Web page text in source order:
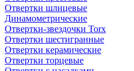
Отвертки шлицевые
Динамометрические
Отвертки-звездочки Torx
Отвертки шестигранные
Отвертки керамические
Отвертки торцевые